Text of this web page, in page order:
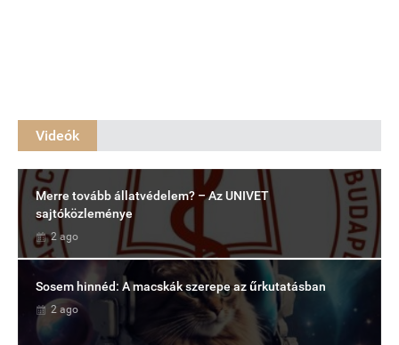
Videók
Merre tovább állatvédelem? – Az UNIVET
sajtóközleménye
2 ago
Sosem hinnéd: A macskák szerepe az űrkutatásban
2 ago